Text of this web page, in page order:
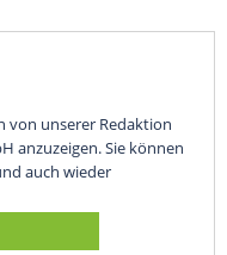
von unserer Redaktion
anzuzeigen. Sie können
auch wieder